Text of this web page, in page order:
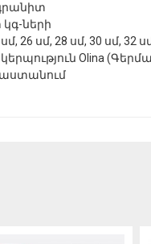
ների
26 սմ, 28 սմ, 30 սմ, 32
Olina